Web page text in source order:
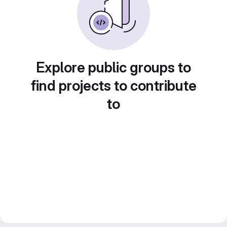
Explore public groups to
find projects to contribute
to